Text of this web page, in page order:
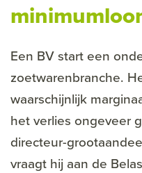
Een BV start een
zoetwarenbranche.
waarschijnlijk
het verlies ongeveer
directeur-
vraagt hij aan de